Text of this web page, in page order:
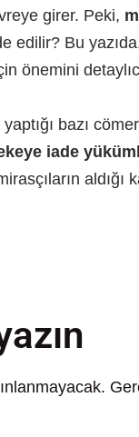
girer. Peki,
edilir? Bu
önemini
yaptığı bazı
iade
aldığı